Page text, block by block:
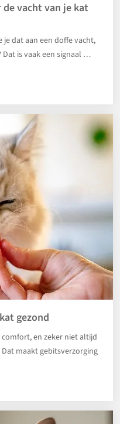
vacht van je kat
je dat aan een doffe vacht,
is vaak een signaal …
gezond
en zeker niet altijd
maakt gebitsverzorging